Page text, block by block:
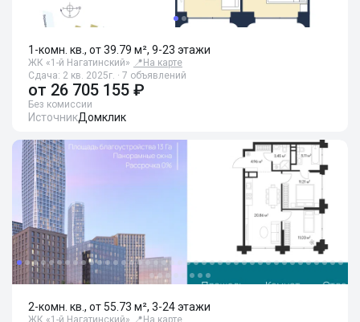
1-комн. кв., от 39.79 м², 9-23 этажи
ЖК «1-й Нагатинский» 📍 На карте
Сдача: 2 кв. 2025г. · 7 объявлений
от 26 705 155 ₽
Без комиссии
ИсточникДомклик
2-комн. кв., от 55.73 м², 3-24 этажи
ЖК «1-й Нагатинский» 📍 На карте